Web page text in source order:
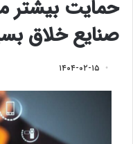
حمایت بیشتر
صنایع خلاق
۱۴۰۴-۰۲-۱۵